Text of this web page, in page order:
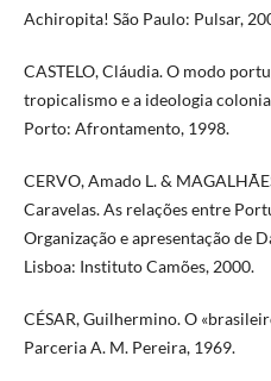
Achiropita! São Paulo: Pulsar,
CASTELO, Cláudia. O modo
tropicalismo e a ideologia
Porto: Afrontamento, 1998.
CERVO, Amado L. &
Caravelas. As relações entre
Organização e apresentação de
Lisboa: Instituto Camões, 2000.
CÉSAR, Guilhermino. O
Parceria A. M. Pereira, 1969.